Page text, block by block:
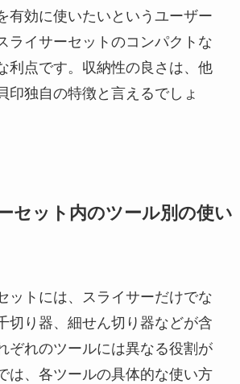
有効に使いたいというユーザー
ライサーセットのコンパクトな
利点です。収納性の良さは、他
印独自の特徴と言えるでしょ
セット内のツール別の使い
ットには、スライサーだけでな
切り器、細せん切り器などが含
ぞれのツールには異なる役割が
は、各ツールの具体的な使い方